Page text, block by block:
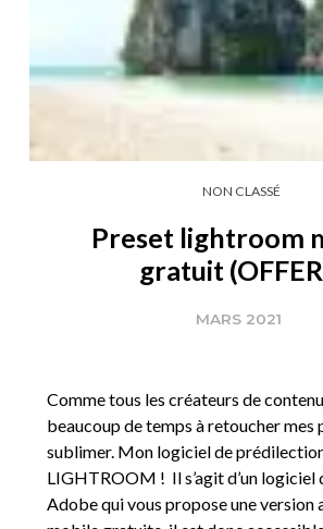
NON CLASSÉ
Preset lightroom
gratuit
MARS 2021
Comme tous les créateurs de
beaucoup de temps à retoucher mes
sublimer. Mon logiciel de
LIGHTROOM ! Il s’agit d’un logiciel
Adobe qui vous propose une version